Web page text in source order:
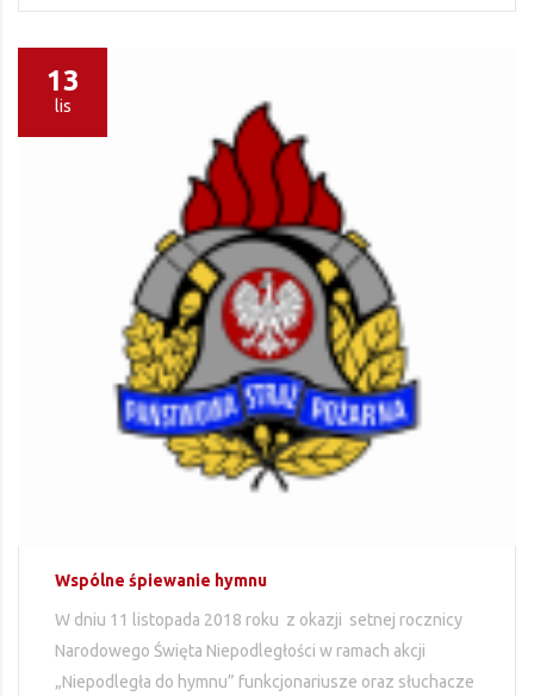
13
lis
Wspólne śpiewanie hymnu
W dniu 11 listopada 2018 roku z okazji setnej rocznicy
Narodowego Święta Niepodległości w ramach akcji
„Niepodległa do hymnu” funkcjonariusze oraz słuchacze